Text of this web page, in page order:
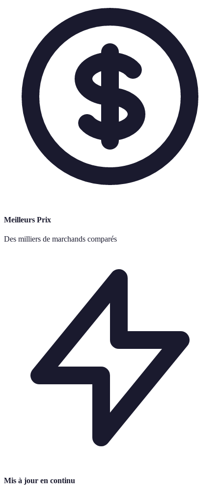
Meilleurs Prix
Des milliers de marchands comparés
Mis à jour en continu